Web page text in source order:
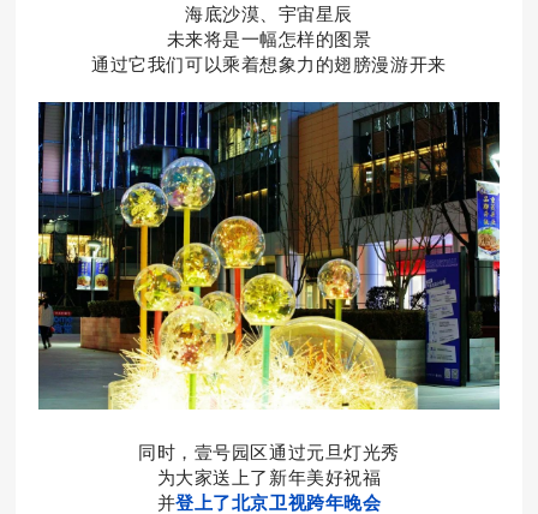
海底沙漠、宇宙星辰
未来将是一幅怎样的图景
通过它我们可以乘着想象力的翅膀漫游开来
同时，壹号园区通过元旦灯光秀
为大家送上了新年美好祝福
并登上了北京卫视跨年晚会